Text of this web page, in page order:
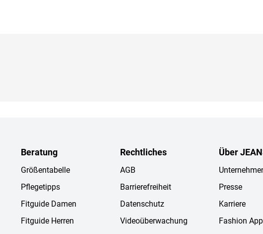
Beratung
Größentabelle
Pflegetipps
Fitguide Damen
Fitguide Herren
Rechtliches
AGB
Barrierefreiheit
Datenschutz
Videoüberwachung
Über
Presse
Karriere
Fashion App